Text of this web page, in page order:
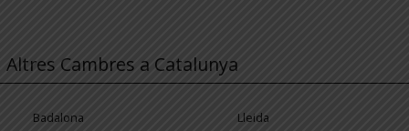
Altres Cambres a Catalunya
Badalona
Lleida